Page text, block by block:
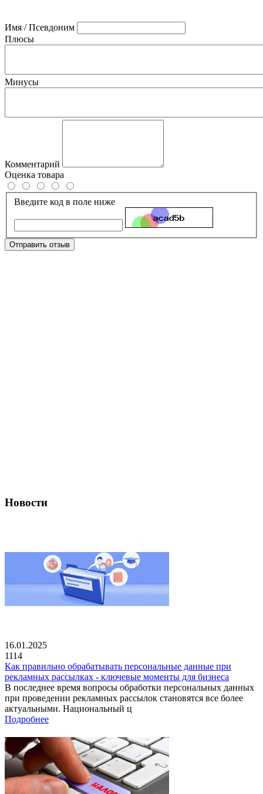
Имя / Псевдоним
Плюсы
Минусы
Комментарий
Оценка товара
Введите код в поле ниже
Отправить отзыв
Новости
16.01.2025
1114
Как правильно обрабатывать персональные данные при
рекламных рассылках - ключевые моменты для бизнеса
В последнее время вопросы обработки персональных данных
при проведении рекламных рассылок становятся все более
актуальными. Национальный ц
Подробнее